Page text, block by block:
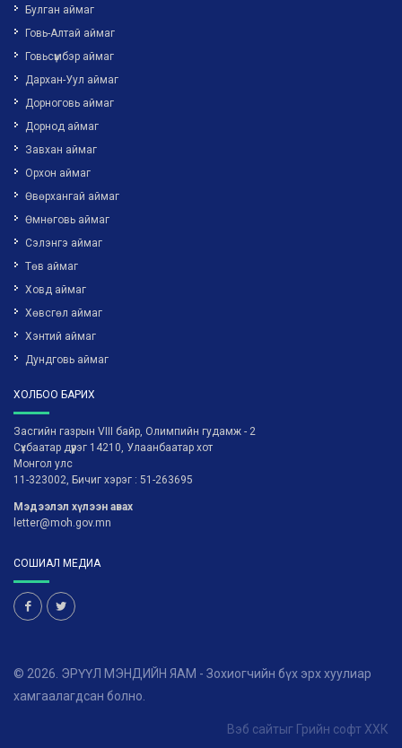
Булган аймаг
Говь-Алтай аймаг
Говьсүмбэр аймаг
Дархан-Уул аймаг
Дорноговь аймаг
Дорнод аймаг
Завхан аймаг
Орхон аймаг
Өвөрхангай аймаг
Өмнөговь аймаг
Сэлэнгэ аймаг
Төв аймаг
Ховд аймаг
Хөвсгөл аймаг
Хэнтий аймаг
Дундговь аймаг
ХОЛБОО БАРИХ
Засгийн газрын VIII байр, Олимпийн гудамж - 2
Сүхбаатар дүүрэг 14210, Улаанбаатар хот
Монгол улс
11-323002, Бичиг хэрэг : 51-263695
Мэдээлэл хүлээн авах
letter@moh.gov.mn
СОШИАЛ МЕДИА
© 2026. ЭРҮҮЛ МЭНДИЙН ЯАМ - Зохиогчийн бүх эрх хуулиар
хамгаалагдсан болно.
Вэб сайтыг Грийн софт ХХК